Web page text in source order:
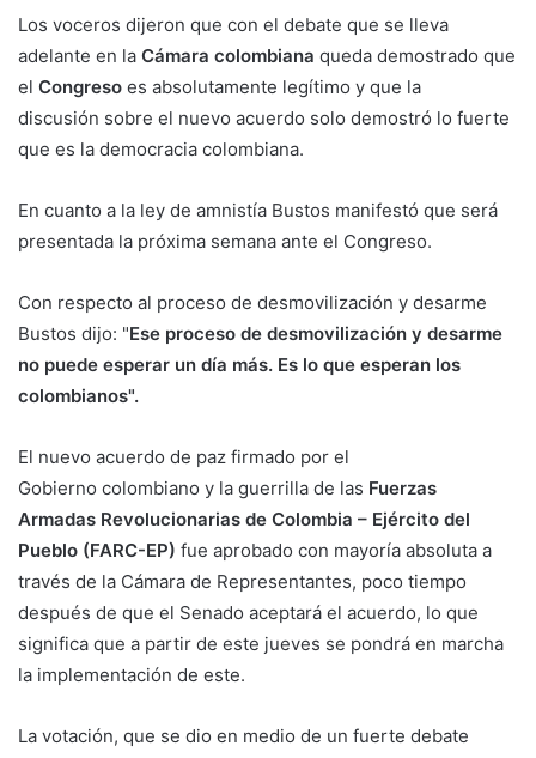
Los voceros dijeron que con el debate que se lleva
adelante en la Cámara colombiana queda demostrado que
el Congreso es absolutamente legítimo y que la
discusión sobre el nuevo acuerdo solo demostró lo fuerte
que es la democracia colombiana.
En cuanto a la ley de amnistía Bustos manifestó que será
presentada la próxima semana ante el Congreso.
Con respecto al proceso de desmovilización y desarme
Bustos dijo: "Ese proceso de desmovilización y desarme
no puede esperar un día más. Es lo que esperan los
colombianos".
El nuevo acuerdo de paz firmado por el
Gobierno colombiano y la guerrilla de las Fuerzas
Armadas Revolucionarias de Colombia – Ejército del
Pueblo (FARC-EP) fue aprobado con mayoría absoluta a
través de la Cámara de Representantes, poco tiempo
después de que el Senado aceptará el acuerdo, lo que
significa que a partir de este jueves se pondrá en marcha
la implementación de este.
La votación, que se dio en medio de un fuerte debate